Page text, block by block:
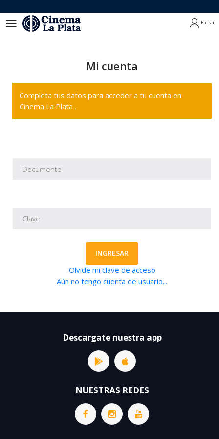
Entrar
Mi cuenta
Completa tus datos para acceder a tu cuenta en
Cinema La Plata .
INGRESAR
Olvidé mi clave de acceso
Aún no tengo cuenta de usuario...
Descargate nuestra app
NUESTRAS REDES